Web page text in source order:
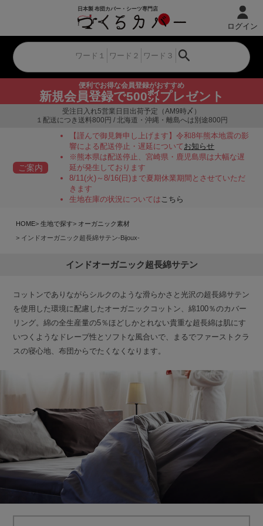
便利でお得な会員登録がおすすめ
新規会員登録で500㌽プレゼント
ログイン
受注日入れ5営業日目出荷予定（AM9時〆）
１配送につき送料800円 / 北海道・沖縄・離島へは別途800円
ご案内
【謹んで御見舞申し上げます】令和8年熊本地震の影
響による配送停止・遅延についてお知らせ
※熊本県は配送停止、宮崎県・鹿児島県は大幅な遅
延が発生しております
8/11(火)～8/16(日)まで夏期休業期間とさせていただ
きます
生地在庫の状況についてはこちら
HOME 生地で探す
オーガニック素材
インドオーガニック超長綿サテン-Bijoux-
インドオーガニック超長綿サテン
コットンでありながらシルクのような滑らかさと光沢の超長綿サテン
を使用した環境に配慮したオーガニックコットン、綿100％のカバー
リング。綿の全生産量の5％ほどしかとれない貴重な超長綿は肌にす
いつくようなドレープ性とソフトな風合いで、まるでファーストクラ
スの寝心地、布団からでたくなくなります。